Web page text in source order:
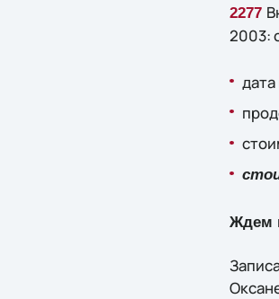
2277
2003:
Ждем